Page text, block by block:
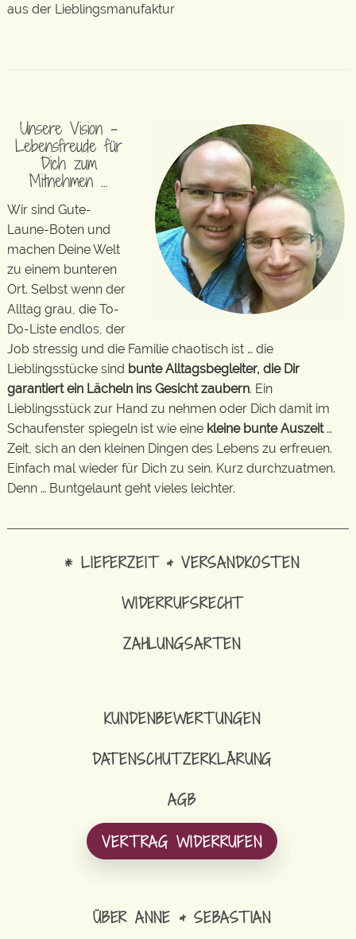
aus der Lieblingsmanufaktur
Unsere Vision –
Lebensfreude für
Dich zum
Mitnehmen …
Wir sind Gute-
Laune-Boten und
machen Deine Welt
zu einem bunteren
Ort. Selbst wenn der
Alltag grau, die To-
Do-Liste endlos, der
Job stressig und die Familie chaotisch ist … die
Lieblingsstücke sind bunte Alltagsbegleiter, die Dir
garantiert ein Lächeln ins Gesicht zaubern. Ein
Lieblingsstück zur Hand zu nehmen oder Dich damit im
Schaufenster spiegeln ist wie eine kleine bunte Auszeit…
Zeit, sich an den kleinen Dingen des Lebens zu erfreuen.
Einfach mal wieder für Dich zu sein. Kurz durchzuatmen.
Denn … Buntgelaunt geht vieles leichter.
* LIEFERZEIT & VERSANDKOSTEN
WIDERRUFSRECHT
ZAHLUNGSARTEN
KUNDENBEWERTUNGEN
DATENSCHUTZERKLÄRUNG
AGB
VERTRAG WIDERRUFEN
ÜBER ANNE & SEBASTIAN